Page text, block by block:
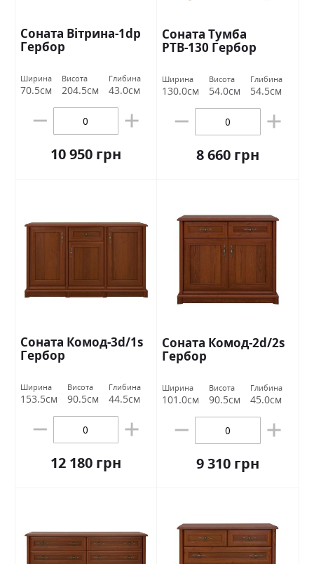
Соната Вітрина-1dp
Гербор
Ширина
70.5см
Висота
204.5см
Глибина
43.0см
10 950 грн
Соната Тумба
РТВ-130 Гербор
Ширина
130.0см
Висота
54.0см
Глибина
54.5см
8 660 грн
Соната Комод-3d/1s
Гербор
Ширина
153.5см
Висота
90.5см
Глибина
44.5см
12 180 грн
Соната Комод-2d/2s
Гербор
Ширина
101.0см
Висота
90.5см
Глибина
45.0см
9 310 грн